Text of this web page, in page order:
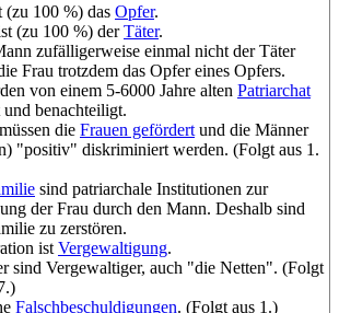
(zu 100 %) das Opfer.
(zu 100 %) derTäter.
zufälligerweise einmal nicht der Täter
Frau trotzdem das Opfer eines Opfers.
von einem 5-6000 Jahre alten Patriarchat
benachteiligt.
die Frauen gefördert und die Männer
"positiv" diskriminiert werden. (Folgt aus 1.
sind patriarchale Institutionen zur
der Frau durch den Mann. Deshalb sind
zu zerstören.
ist Vergewaltigung.
sind Vergewaltiger, auch "die Netten". (Folgt
Falschbeschuldigungen. (Folgt aus 1.)